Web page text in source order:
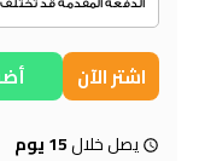
اشتر الآن
يصل خلال15 يوم